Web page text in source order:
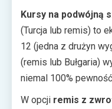
Kursy na podwójną
(Turcja lub remis) to
12 (jedna z drużyn
(remis lub Bułgaria)
niemal 100%
W opcji remis z